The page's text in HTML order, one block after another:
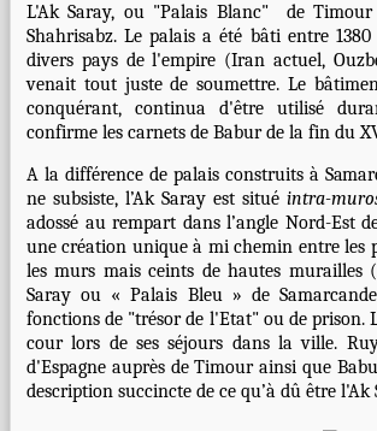
L'Ak Saray, ou "Palais Blanc" de
Shahrisabz. Le palais a été bâti entre
divers pays de l'empire (Iran actuel,
venait tout juste de soumettre. Le
conquérant, continua d'être utilisé
confirme les carnets de Babur de la fin du
A la différence de palais construits à
ne subsiste, l’Ak Saray est situéintra-
adossé au rempart dans l’angle Nord-Est
une création unique à mi chemin entre les
les murs mais ceints de hautes murailles
Saray ou « Palais Bleu » de
fonctions de "trésor de l'Etat" ou de prison.
cour lors de ses séjours dans la ville.
d'Espagne auprès de Timour ainsi que
description succincte de ce qu’à dû être l'Ak